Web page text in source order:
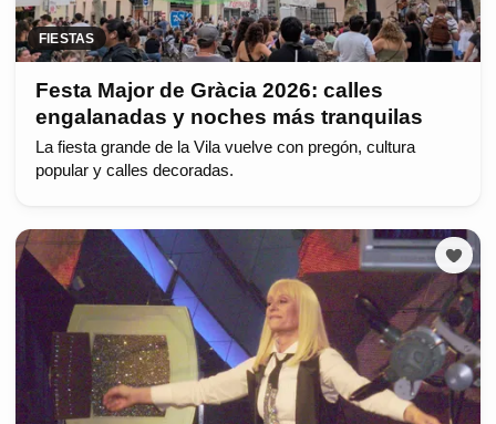
FIESTAS
Festa Major de Gràcia 2026: calles
engalanadas y noches más tranquilas
La fiesta grande de la Vila vuelve con pregón, cultura
popular y calles decoradas.